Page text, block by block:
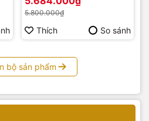
5.800.000₫
Thích So sánh
bộ sản phẩm